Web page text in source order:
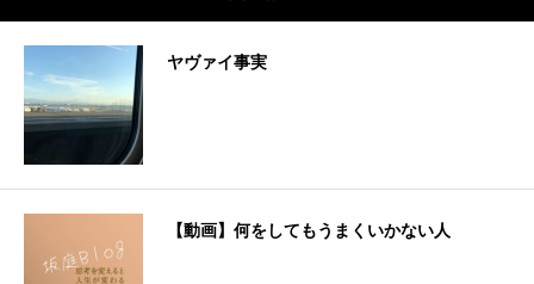
ヤヴァイ事実
【動画】何をしてもうまくいかない人